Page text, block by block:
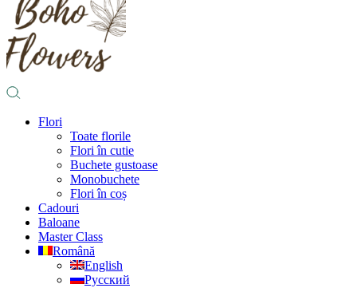
Flori
Toate florile
Flori în cutie
Buchete gustoase
Monobuchete
Flori în coș
Cadouri
Baloane
Master Class
Română
English
Русский